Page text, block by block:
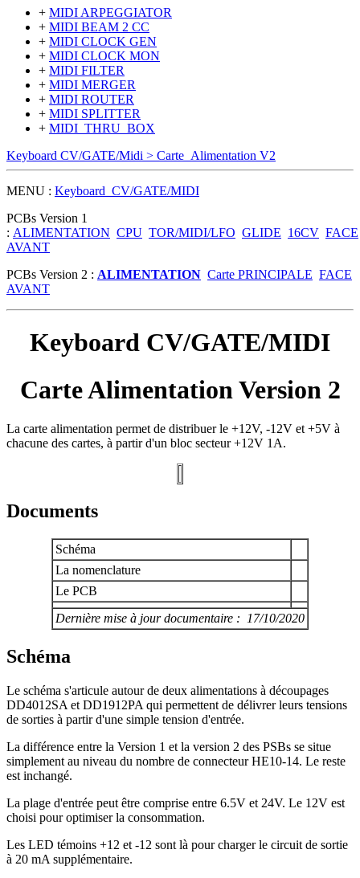
+ MIDI ARPEGGIATOR
+ MIDI BEAM 2 CC
+ MIDI CLOCK GEN
+ MIDI CLOCK MON
+ MIDI FILTER
+ MIDI MERGER
+ MIDI ROUTER
+ MIDI SPLITTER
+ MIDI_THRU_BOX
Keyboard CV/GATE/Midi > Carte_Alimentation V2
MENU : Keyboard_CV/GATE/MIDI
PCBs Version 1
: ALIMENTATION CPU TOR/MIDI/LFO GLIDE 16CV FACE
AVANT
PCBs Version 2 : ALIMENTATION Carte PRINCIPALE FACE
AVANT
Keyboard CV/GATE/MIDI
Carte Alimentation Version 2
La carte alimentation permet de distribuer le +12V, -12V et +5V à
chacune des cartes, à partir d'un bloc secteur +12V 1A.
Documents
Schéma
La nomenclature
Le PCB
Dernière mise à jour documentaire : 17/10/2020
Schéma
Le schéma s'articule autour de deux alimentations à découpages
DD4012SA et DD1912PA qui permettent de délivrer leurs tensions
de sorties à partir d'une simple tension d'entrée.
La différence entre la Version 1 et la version 2 des PSBs se situe
simplement au niveau du nombre de connecteur HE10-14. Le reste
est inchangé.
La plage d'entrée peut être comprise entre 6.5V et 24V. Le 12V est
choisi pour optimiser la consommation.
Les LED témoins +12 et -12 sont là pour charger le circuit de sortie
à 20 mA supplémentaire.